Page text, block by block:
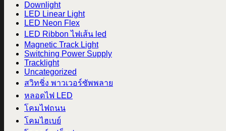
Downlight
LED Linear Light
LED Neon Flex
LED Ribbon ไฟเส้น led
Magnetic Track Light
Switching Power Supply
Tracklight
Uncategorized
สวิทชิ่ง พาวเวอร์ซัพพลาย
หลอดไฟ LED
โคมไฟถนน
โคมไฮเบย์